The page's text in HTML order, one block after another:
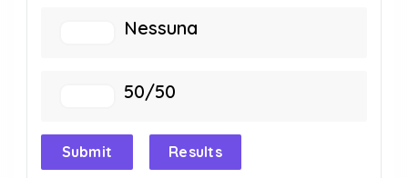
Nessuna
50/50
Submit Results